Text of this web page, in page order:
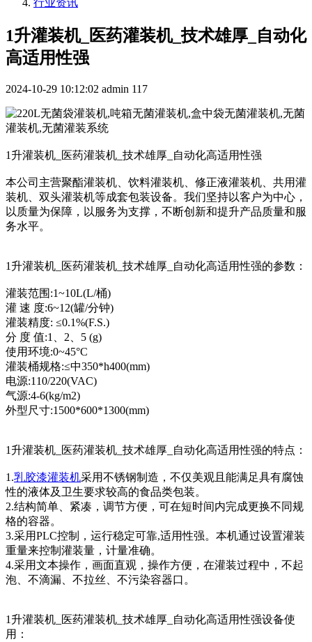
行业资讯
1升灌装机_医药灌装机_技术雄厚_自动化
高适用性强
2024-10-29 10:12:02 admin 117
1升灌装机_医药灌装机_技术雄厚_自动化高适用性强
本公司主营聚酯灌装机、饮料灌装机、修正液灌装机、共用灌
装机、双头灌装机等成套包装设备。我们坚持以客户为中心，
以质量为保障，以服务为支撑，不断创新和提升产品质量和服
务水平。
1升灌装机_医药灌装机_技术雄厚_自动化高适用性强的参数：
灌装范围:1~10L(L/桶)
灌 速 度:6~12(罐/分钟)
灌装精度: ≤0.1%(F.S.)
分 度 值:1、2、5 (g)
使用环境:0~45°C
灌装桶规格:≤中350*h400(mm)
电源:110/220(VAC)
气源:4-6(kg/m2)
外型尺寸:1500*600*1300(mm)
1升灌装机_医药灌装机_技术雄厚_自动化高适用性强的特点：
1.乳胶漆灌装机采用不锈钢制造，不仅美观且能满足具有腐蚀
性的液体及卫生要求较高的食品类包装。
2.结构简单、紧凑，调节方便，可在短时间内完成更换不同规
格的容器。
3.采用PLC控制，运行稳定可靠,适用性强。本机通过设置灌装
重量来控制灌装量，计量准确。
4.采用文本操作，画面直观，操作方便，在灌装过程中，不起
泡、不滴漏、不拉丝、不污染容器口。
1升灌装机_医药灌装机_技术雄厚_自动化高适用性强设备使
用：